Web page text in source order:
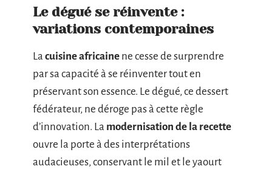
Le dégué se réinvente :
variations contemporaines
La cuisine africaine ne cesse de surprendre
par sa capacité à se réinventer tout en
préservant son essence. Le dégué, ce dessert
fédérateur, ne déroge pas à cette règle
d’innovation. La modernisation de la recette
ouvre la porte à des interprétations
audacieuses, conservant le mil et le yaourt